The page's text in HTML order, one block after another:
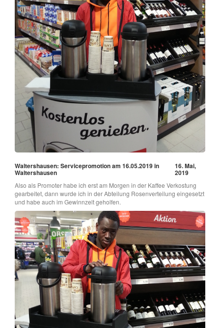
Waltershausen: Servicepromotion am 16.05.2019 in
Waltershausen
16. Mai,
2019
Also als Promoter habe ich erst am Morgen in der Kaffee Verkostung
gearbeitet, dann wurde ich in der Abteilung Rosenverteilung eingesetzt
und habe auch im Gewinnzelt geholfen.